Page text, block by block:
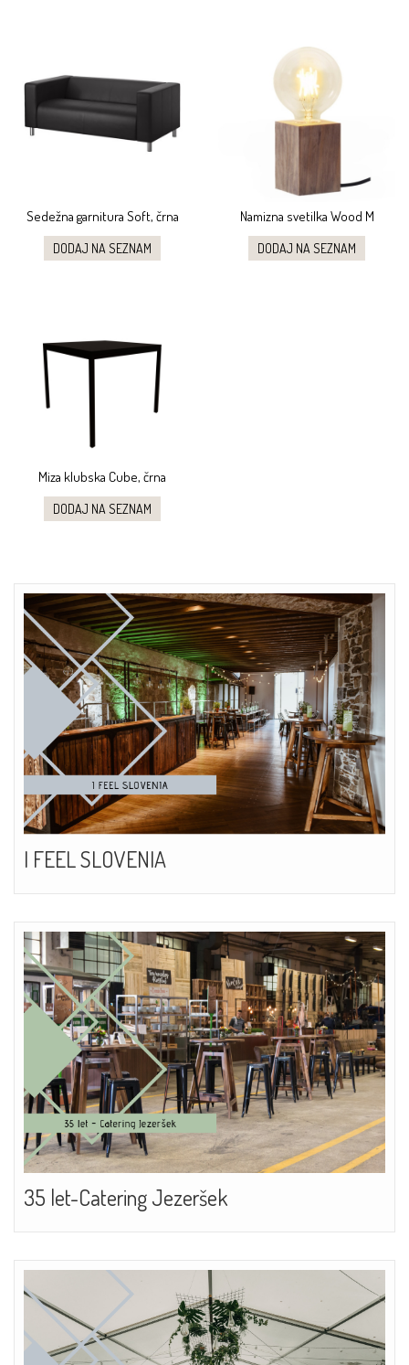
Sedežna garnitura Soft, črna
DODAJ NA SEZNAM
Namizna svetilka Wood M
DODAJ NA SEZNAM
Miza klubska Cube, črna
DODAJ NA SEZNAM
I FEEL SLOVENIA
35 let-Catering Jezeršek